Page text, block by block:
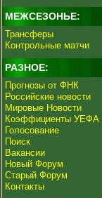
МЕЖСЕЗОНЬЕ:
Трансферы
Контрольные матчи
РАЗНОЕ:
Прогнозы от ФНК
Российские новости
Мировые Новости
Коэффициенты УЕФА
Голосование
Поиск
Вакансии
Новый Форум
Старый Форум
Контакты